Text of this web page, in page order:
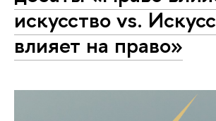
искусство vs.
влияет на право»